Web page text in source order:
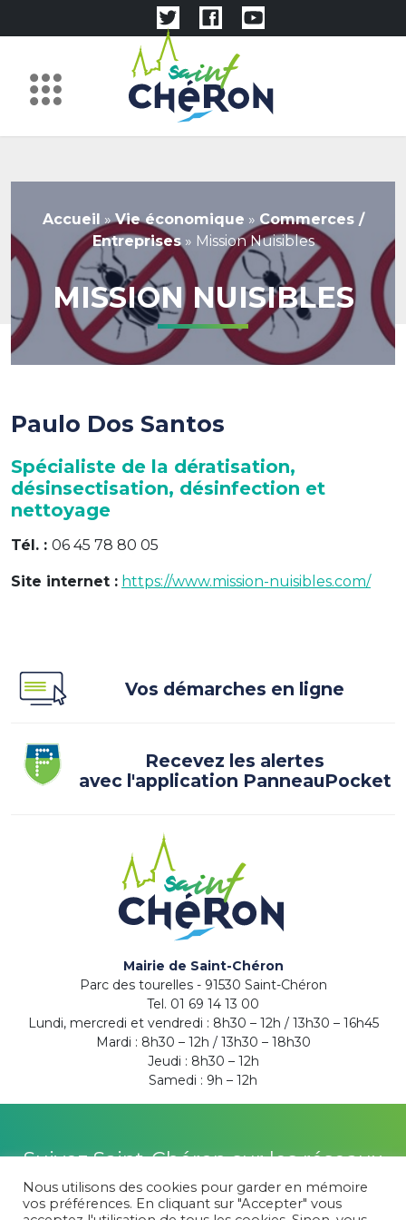
Accueil »Vie économique » Commerces /
Entreprises» Mission Nuisibles
MISSION NUISIBLES
Paulo Dos Santos
Spécialiste de la dératisation,
désinsectisation, désinfection et
nettoyage
Tél. : 06 45 78 80 05
Site internet : https://www.mission-nuisibles.com/
Vos démarches en ligne
Recevez les alertes
avec l'application PanneauPocket
Mairie de Saint-Chéron
Parc des tourelles - 91530 Saint-Chéron
Tel. 01 69 14 13 00
Lundi, mercredi et vendredi : 8h30 – 12h / 13h30 – 16h45
Mardi : 8h30 – 12h / 13h30 – 18h30
Jeudi : 8h30 – 12h
Samedi : 9h – 12h
Suivez Saint-Chéron sur les réseaux
Nous utilisons des cookies pour garder en mémoire
vos préférences. En cliquant sur "Accepter" vous